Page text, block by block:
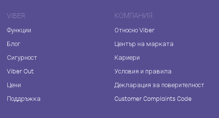
VIBER
Функции
Блог
Сигурност
Viber Out
Цени
Поддръжка
КОМПАНИЯ
Относно Viber
Център на марката
Кариери
Условия и правила
Декларация за поверителност
Customer Complaints Code